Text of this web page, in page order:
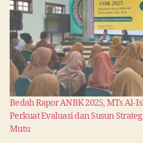
Bedah Rapor ANBK 2025, MTs Al-
Perkuat Evaluasi dan Susun
Mutu